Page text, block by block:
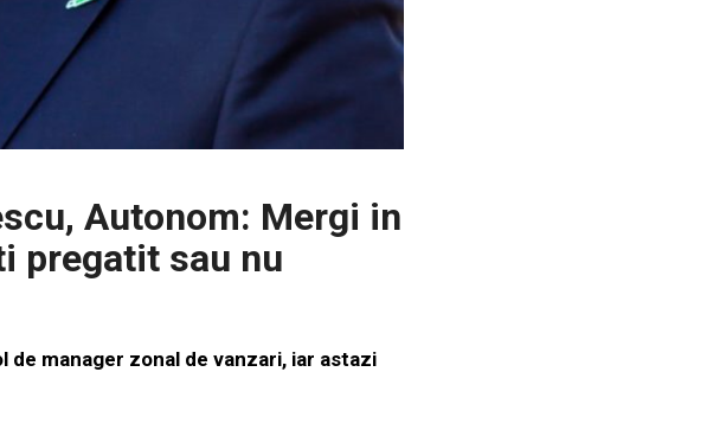
Autonom: Mergi in
pregatit sau nu
de manager zonal de vanzari, iar astazi